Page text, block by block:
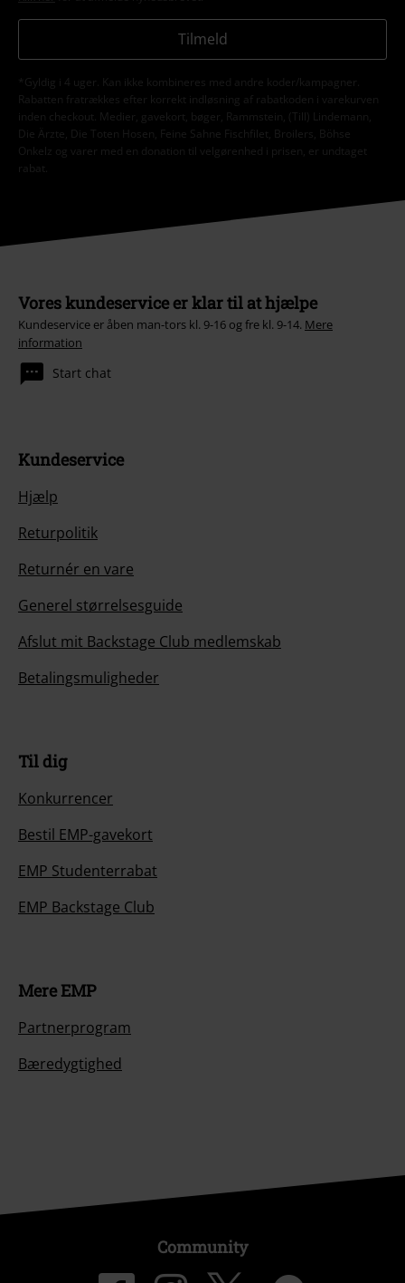
Tilmeld
*Gyldig i 4 uger. Kan ikke kombineres med andre koder/kampagner.
Rabatten fratrækkes efter korrekt indløsning af rabatkoden i varekurven
inden checkout. Medier, gavekort, bøger, Rammstein, (Till) Lindemann,
Die Ärzte, Die Toten Hosen, Feine Sahne Fischfilet, Broilers, Böhse
Onkelz og varer med en donation til velgørenhed i prisen, er undtaget
rabat.
Vores kundeservice er klar til at hjælpe
Kundeservice er åben man-tors kl. 9-16 og fre kl. 9-14. Mere
information
Start chat
Kundeservice
Hjælp
Returpolitik
Returnér en vare
Generel størrelsesguide
Afslut mit Backstage Club medlemskab
Betalingsmuligheder
Til dig
Konkurrencer
Bestil EMP-gavekort
EMP Studenterrabat
EMP Backstage Club
Mere EMP
Partnerprogram
Bæredygtighed
Community